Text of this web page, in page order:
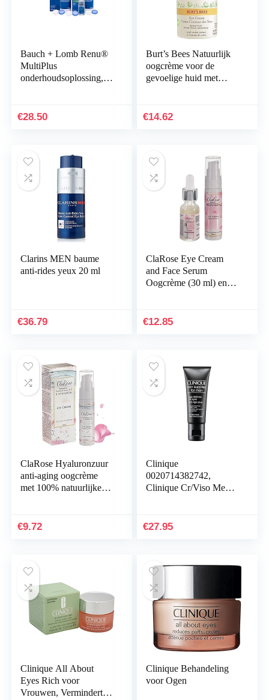
Bauch + Lomb Renu®
MultiPlus
onderhoudsoplossing, 2
€28.50
Burt’s Bees Natuurlijk
oogcrème voor de
gevoelige huid met
€14.62
Clarins MEN baume
anti-rides yeux 20 ml
€36.79
ClaRose Eye Cream
and Face Serum
Oogcrème (30 ml) en
yoghurt en een…
€12.85
ClaRose Hyaluronzuur
anti-aging oogcrème
met 100% natuurlijke
€9.72
Clinique
0020714382742,
Clinique Cr/Viso Men
Veelkleurig, U, Man
€27.95
Clinique All About
Eyes Rich voor
Vrouwen, Vermindert
Clinique Behandeling
voor Ogen